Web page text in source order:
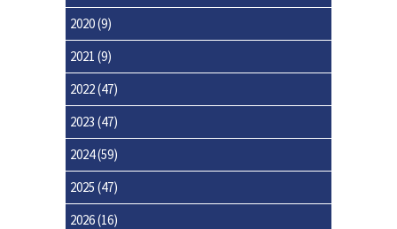
2020(9)
2021 (9)
2022(47)
2023 (47)
2024(59)
2025 (47)
2026(16)